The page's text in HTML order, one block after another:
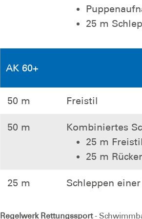
25 m
AK 60+
50 m Freistil
50 m
Kombiniertes
25 m Freistil
25 m
25 m Schleppen
Regelwerk Rettungssport-